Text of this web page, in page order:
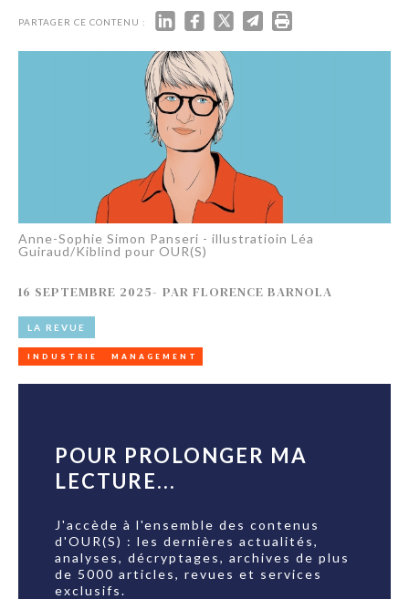
PARTAGER CE CONTENU :
Anne-Sophie Simon Panseri - illustratioin Léa
Guiraud/Kiblind pour OUR(S)
16 SEPTEMBRE 2025- PAR FLORENCE BARNOLA
LA REVUE
INDUSTRIE MANAGEMENT
POUR PROLONGER MA
LECTURE...
J'accède à l'ensemble des contenus
d'OUR(S) : les dernières actualités,
analyses, décryptages, archives de plus
de 5000 articles, revues et services
exclusifs.